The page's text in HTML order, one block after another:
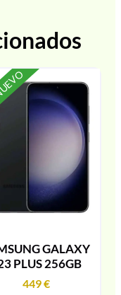
GALAXY
PLUS 256GB
449€